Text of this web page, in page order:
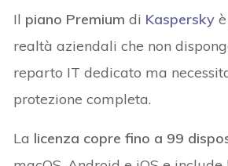
Il piano Premium di Kaspersky
realtà aziendali che non
reparto IT dedicato ma
protezione completa.
La licenza copre fino a 99